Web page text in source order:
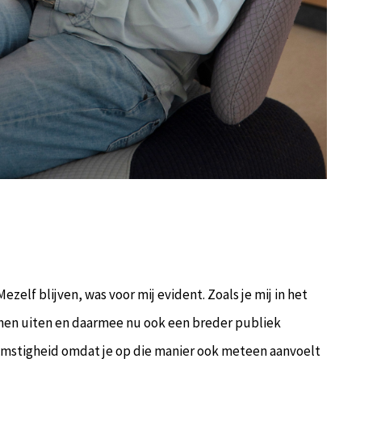
blijven, was voor mij evident. Zoals je mij in het
uiten en daarmee nu ook een breder publiek
omdat je op die manier ook meteen aanvoelt